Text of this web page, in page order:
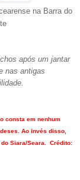
na Barra do
após um jantar
nas antigas
consta em nenhum
Ao invés disso,
Siara/Seara. Crédito: